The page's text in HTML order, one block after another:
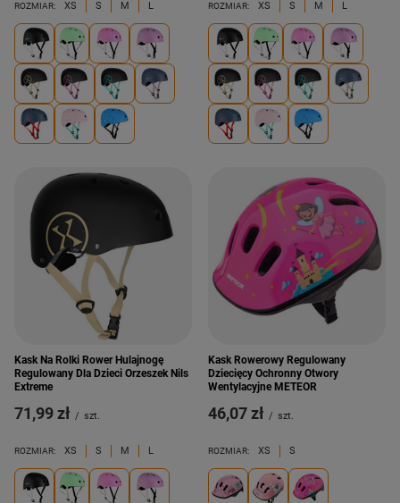
ROZMIAR: XS S M L ROZMIAR: XS S M L
Kask Na Rolki Rower Hulajnogę
Regulowany Dla Dzieci Orzeszek Nils
Extreme
71,99 zł / szt.
ROZMIAR: XS S M L
Kask Rowerowy Regulowany
Dziecięcy Ochronny Otwory
Wentylacyjne METEOR
46,07 zł / szt.
ROZMIAR: XS S